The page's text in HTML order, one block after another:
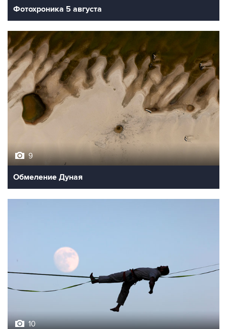
Фотохроника 5 августа
9
Обмеление Дуная
10